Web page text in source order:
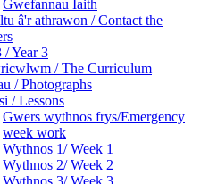
Gwefannau Iaith
â'r athrawon / Contact the
Year 3
/ The Curriculum
/ Photographs
/ Lessons
Gwers wythnos frys/Emergency
week work
Wythnos 1/ Week 1
Wythnos 2/ Week 2
Wythnos 3/ Week 3